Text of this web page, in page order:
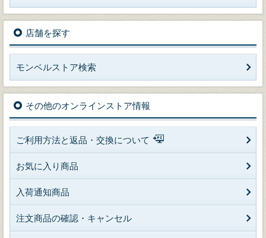
店舗を探す
モンベルストア検索
その他のオンラインストア情報
ご利用方法と返品・交換について
お気に入り商品
入荷通知商品
注文商品の確認・キャンセル